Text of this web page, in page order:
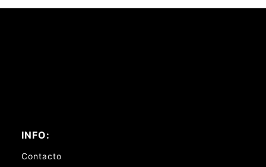
INFO:
Contacto